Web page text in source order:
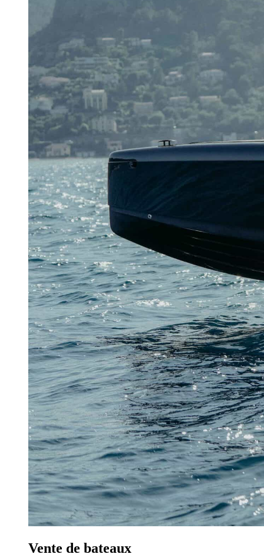
Vente de bateaux